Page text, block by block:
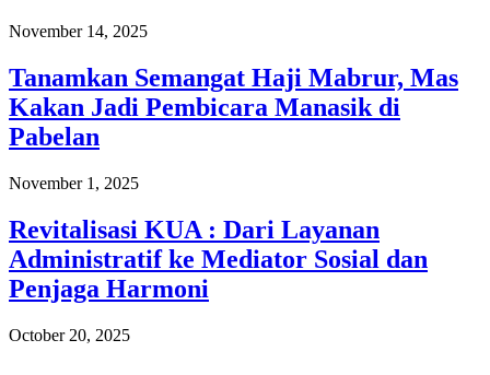
November 14, 2025
Tanamkan Semangat Haji Mabrur, Mas
Kakan Jadi Pembicara Manasik di
Pabelan
November 1, 2025
Revitalisasi KUA : Dari Layanan
Administratif ke Mediator Sosial dan
Penjaga Harmoni
October 20, 2025